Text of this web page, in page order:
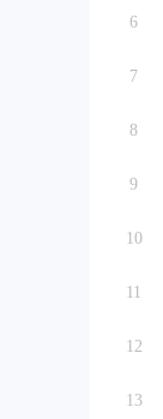
6
7
8
9
10
11
12
13